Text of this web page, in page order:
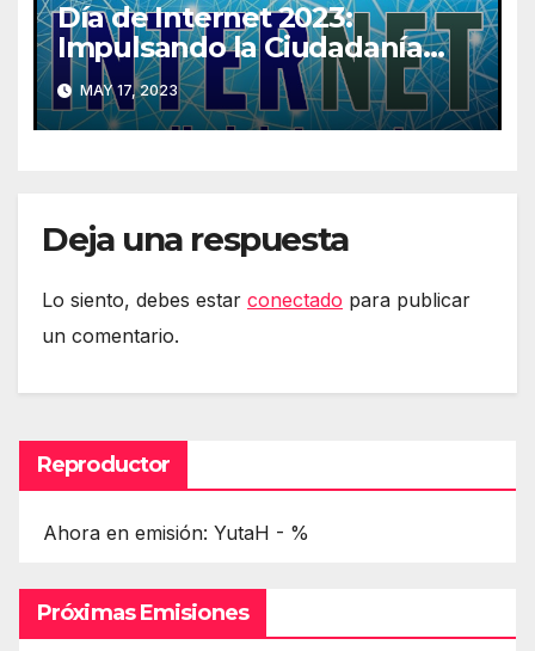
Día de Internet 2023:
Impulsando la Ciudadanía
Digital
MAY 17, 2023
Deja una respuesta
Lo siento, debes estar conectado para publicar
un comentario.
Reproductor
Ahora en emisión: YutaH - %
Próximas Emisiones